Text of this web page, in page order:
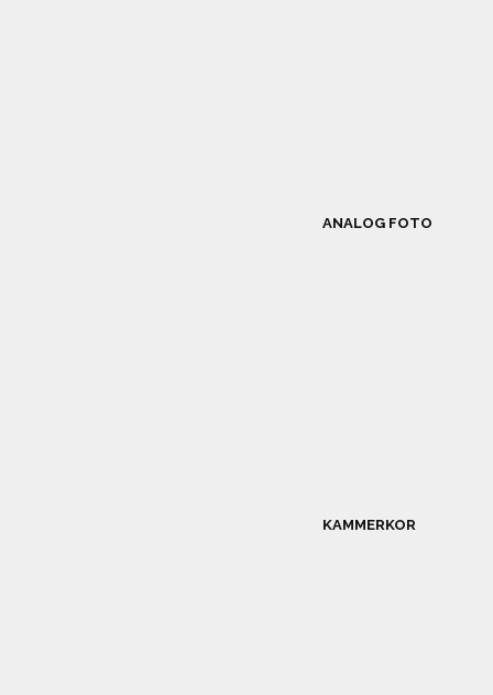
ANALOG FOTO
KAMMERKOR